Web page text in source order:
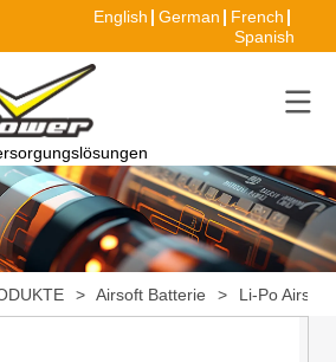
English German
French
Spanish
> Airsoft Batterie > Li-Po Airsoft